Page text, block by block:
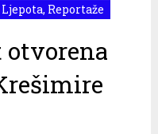
Ljepota, Reportaže